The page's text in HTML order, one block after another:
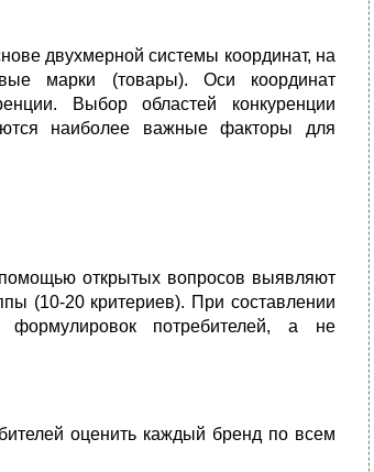
двухмерной системы координат, на
марки (товары). Оси координат
Выбор областей конкуренции
наиболее важные факторы для
открытых вопросов выявляют
(10-20 критериев). При составлении
потребителей, а не
оценить каждый бренд по всем